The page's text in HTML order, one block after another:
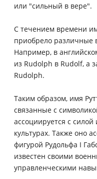
или "сильный в вере".
С течением времени
приобрело различные
Например, в
из Rudolph в Rudolf, а
Rudolph.
Таким образом, имя
связанные с
ассоциируется с
культурах. Также оно
фигурой Рудольфа I
известен своими
управленческими